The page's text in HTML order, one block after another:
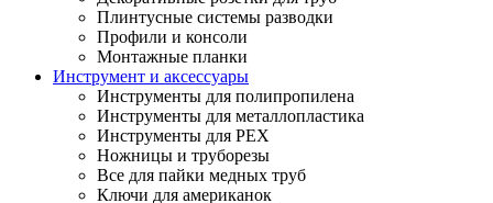
Плинтусные системы разводки
Профили и консоли
Монтажные планки
Инструмент и аксессуары
Инструменты для полипропилена
Инструменты для металлопластика
Инструменты для PEX
Ножницы и труборезы
Все для пайки медных труб
Ключи для американок